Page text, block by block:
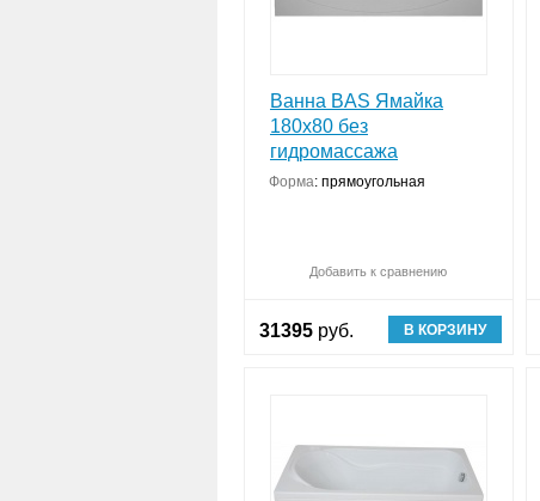
Ванна BAS Ямайка
180х80 без
гидромассажа
Форма: прямоугольная
Добавить к сравнению
31395 руб. В КОРЗИНУ